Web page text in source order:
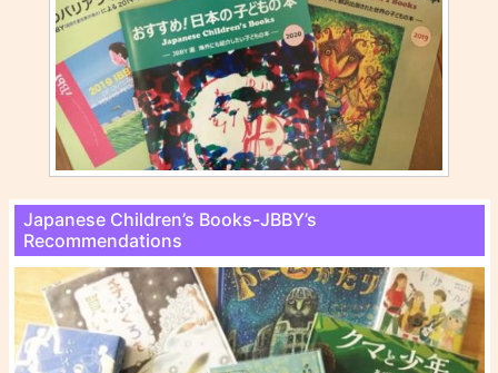
Japanese Children’s Books-JBBY’s
Recommendations